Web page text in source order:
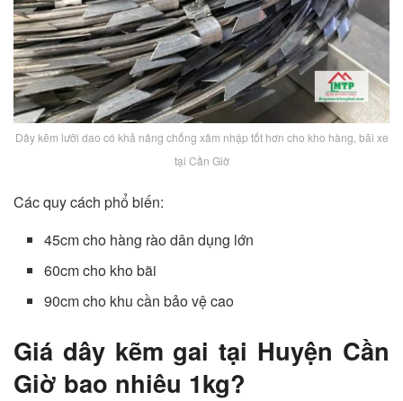
Dây kẽm lưỡi dao có khả năng chống xâm nhập tốt hơn cho kho hàng, bãi xe
tại Cần Giờ
Các quy cách phổ biến:
45cm cho hàng rào dân dụng lớn
60cm cho kho bãi
90cm cho khu cần bảo vệ cao
Giá dây kẽm gai tại Huyện Cần
Giờ bao nhiêu 1kg?